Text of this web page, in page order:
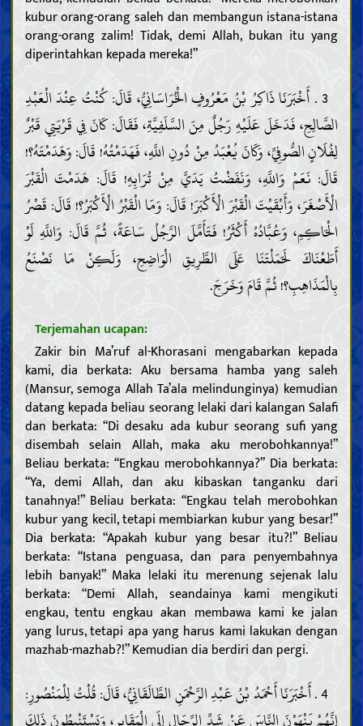
kubur orang-orang saleh dan membangun istana-istana
orang-orang zalim! Tidak, demi Allah, bukan itu yang
diperintahkan kepada mereka!”
3 . أَخْبَرَنَا ذَاكِرُ بْنُ مَعْرُوفٍ الْخُرَاسَانِيُّ، قَالَ: كُنْتُ عِنْدَ الْعَبْدِ
الصَّالِحِ، فَدَخَلَ عَلَيْهِ رَجُلٌ مِنَ السَّلَفِيَّةِ، فَقَالَ: كَانَ فِي قَرْيَتِي قَبْرٌ
لِفُلَانٍ الصُّوفِيِّ، وَكَانَ يُعْبَدُ مِنْ دُونِ اللَّهِ، فَهَدَمْتُهُ! قَالَ: وَهَدَمْتَهُ؟!
قَالَ: نَعَمْ وَاللَّهِ، وَنَفَضْتُ يَدَيَّ مِنْ تُرَابِهِ! قَالَ: هَدَمْتَ الْقَبْرَ
الْأَصْغَرَ، وَأَبْقَيْتَ الْقَبْرَ الْأَكْبَرَ! قَالَ: وَمَا الْقَبْرُ الْأَكْبَرُ؟! قَالَ: قَصْرُ
الْحَاكِمِ، وَعُبَّادُهُ أَكْثَرُ! فَتَأَمَّلَ الرَّجُلُ سَاعَةً، ثُمَّ قَالَ: وَاللَّهِ لَوْ
أَطَعْنَاكَ لَحَمَلْتَنَا عَلَى الطَّرِيقِ الْوَاضِحِ، وَلَكِنْ مَا نَصْنَعُ
بِالْمَذَاهِبِ؟! ثُمَّ قَامَ وَخَرَجَ.
Terjemahan ucapan:
Zakir bin Ma’ruf al-Khorasani mengabarkan kepada
kami, dia berkata: Aku bersama hamba yang saleh
(Mansur, semoga Allah Ta’ala melindunginya) kemudian
datang kepada beliau seorang lelaki dari kalangan Salafi
dan berkata: “Di desaku ada kubur seorang sufi yang
disembah selain Allah, maka aku merobohkannya!”
Beliau berkata: “Engkau merobohkannya?” Dia berkata:
“Ya, demi Allah, dan aku kibaskan tanganku dari
tanahnya!” Beliau berkata: “Engkau telah merobohkan
kubur yang kecil, tetapi membiarkan kubur yang besar!”
Dia berkata: “Apakah kubur yang besar itu?!” Beliau
berkata: “Istana penguasa, dan para penyembahnya
lebih banyak!” Maka lelaki itu merenung sejenak lalu
berkata: “Demi Allah, seandainya kami mengikuti
engkau, tentu engkau akan membawa kami ke jalan
yang lurus, tetapi apa yang harus kami lakukan dengan
mazhab-mazhab?!” Kemudian dia berdiri dan pergi.
4 . أَخْبَرَنَا أَحْمَدُ بْنُ عَبْدِ الرَّحْمَنِ الطَّالَقَانِيُّ، قَالَ: قُلْتُ لِلْمَنْصُورِ:
إِنَّهُمْ يَنْهَوْنَ النَّاسَ عَنْ شَدِّ الرِّحَالِ إِلَى الْمَقَابِرِ، وَيَسْتَنْبِطُونَ ذَلِكَ